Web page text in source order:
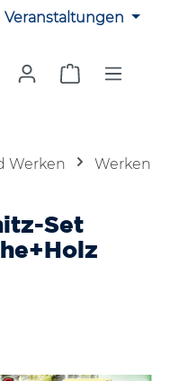
Veranstaltungen
hast 0 Produkte auf
Warenkorb
Werken
Werken
Set